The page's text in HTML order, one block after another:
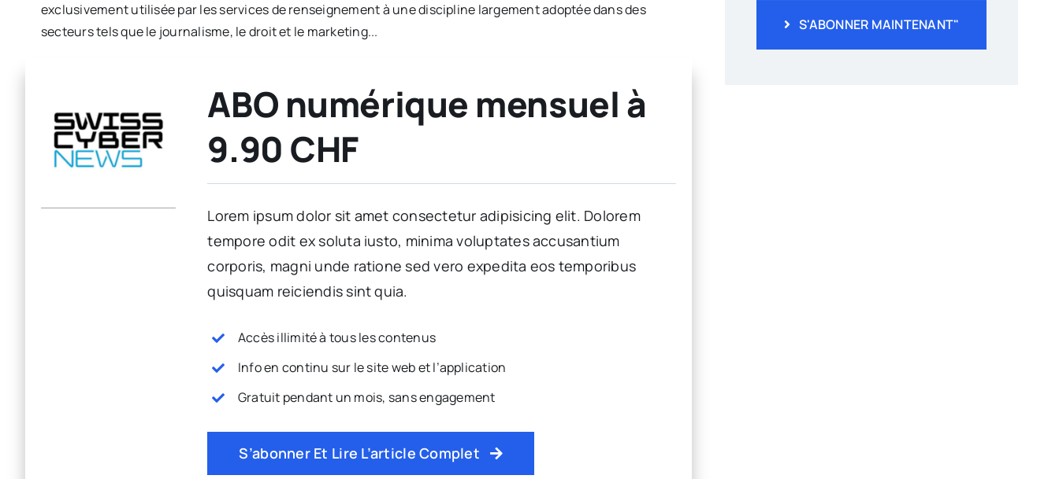
exclusivement utilisée par les services de renseignement à une discipline largement adoptée dans des
secteurs tels que le journalisme, le droit et le marketing...
ABO numérique mensuel à
9.90 CHF
Lorem ipsum dolor sit amet consectetur adipisicing elit. Dolorem
tempore odit ex soluta iusto, minima voluptates accusantium
corporis, magni unde ratione sed vero expedita eos temporibus
quisquam reiciendis sint quia.
Accès illimité à tous les contenus
Info en continu sur le site web et l’application
Gratuit pendant un mois, sans engagement
S’abonner Et Lire L’article Complet
S'ABONNER MAINTENANT"